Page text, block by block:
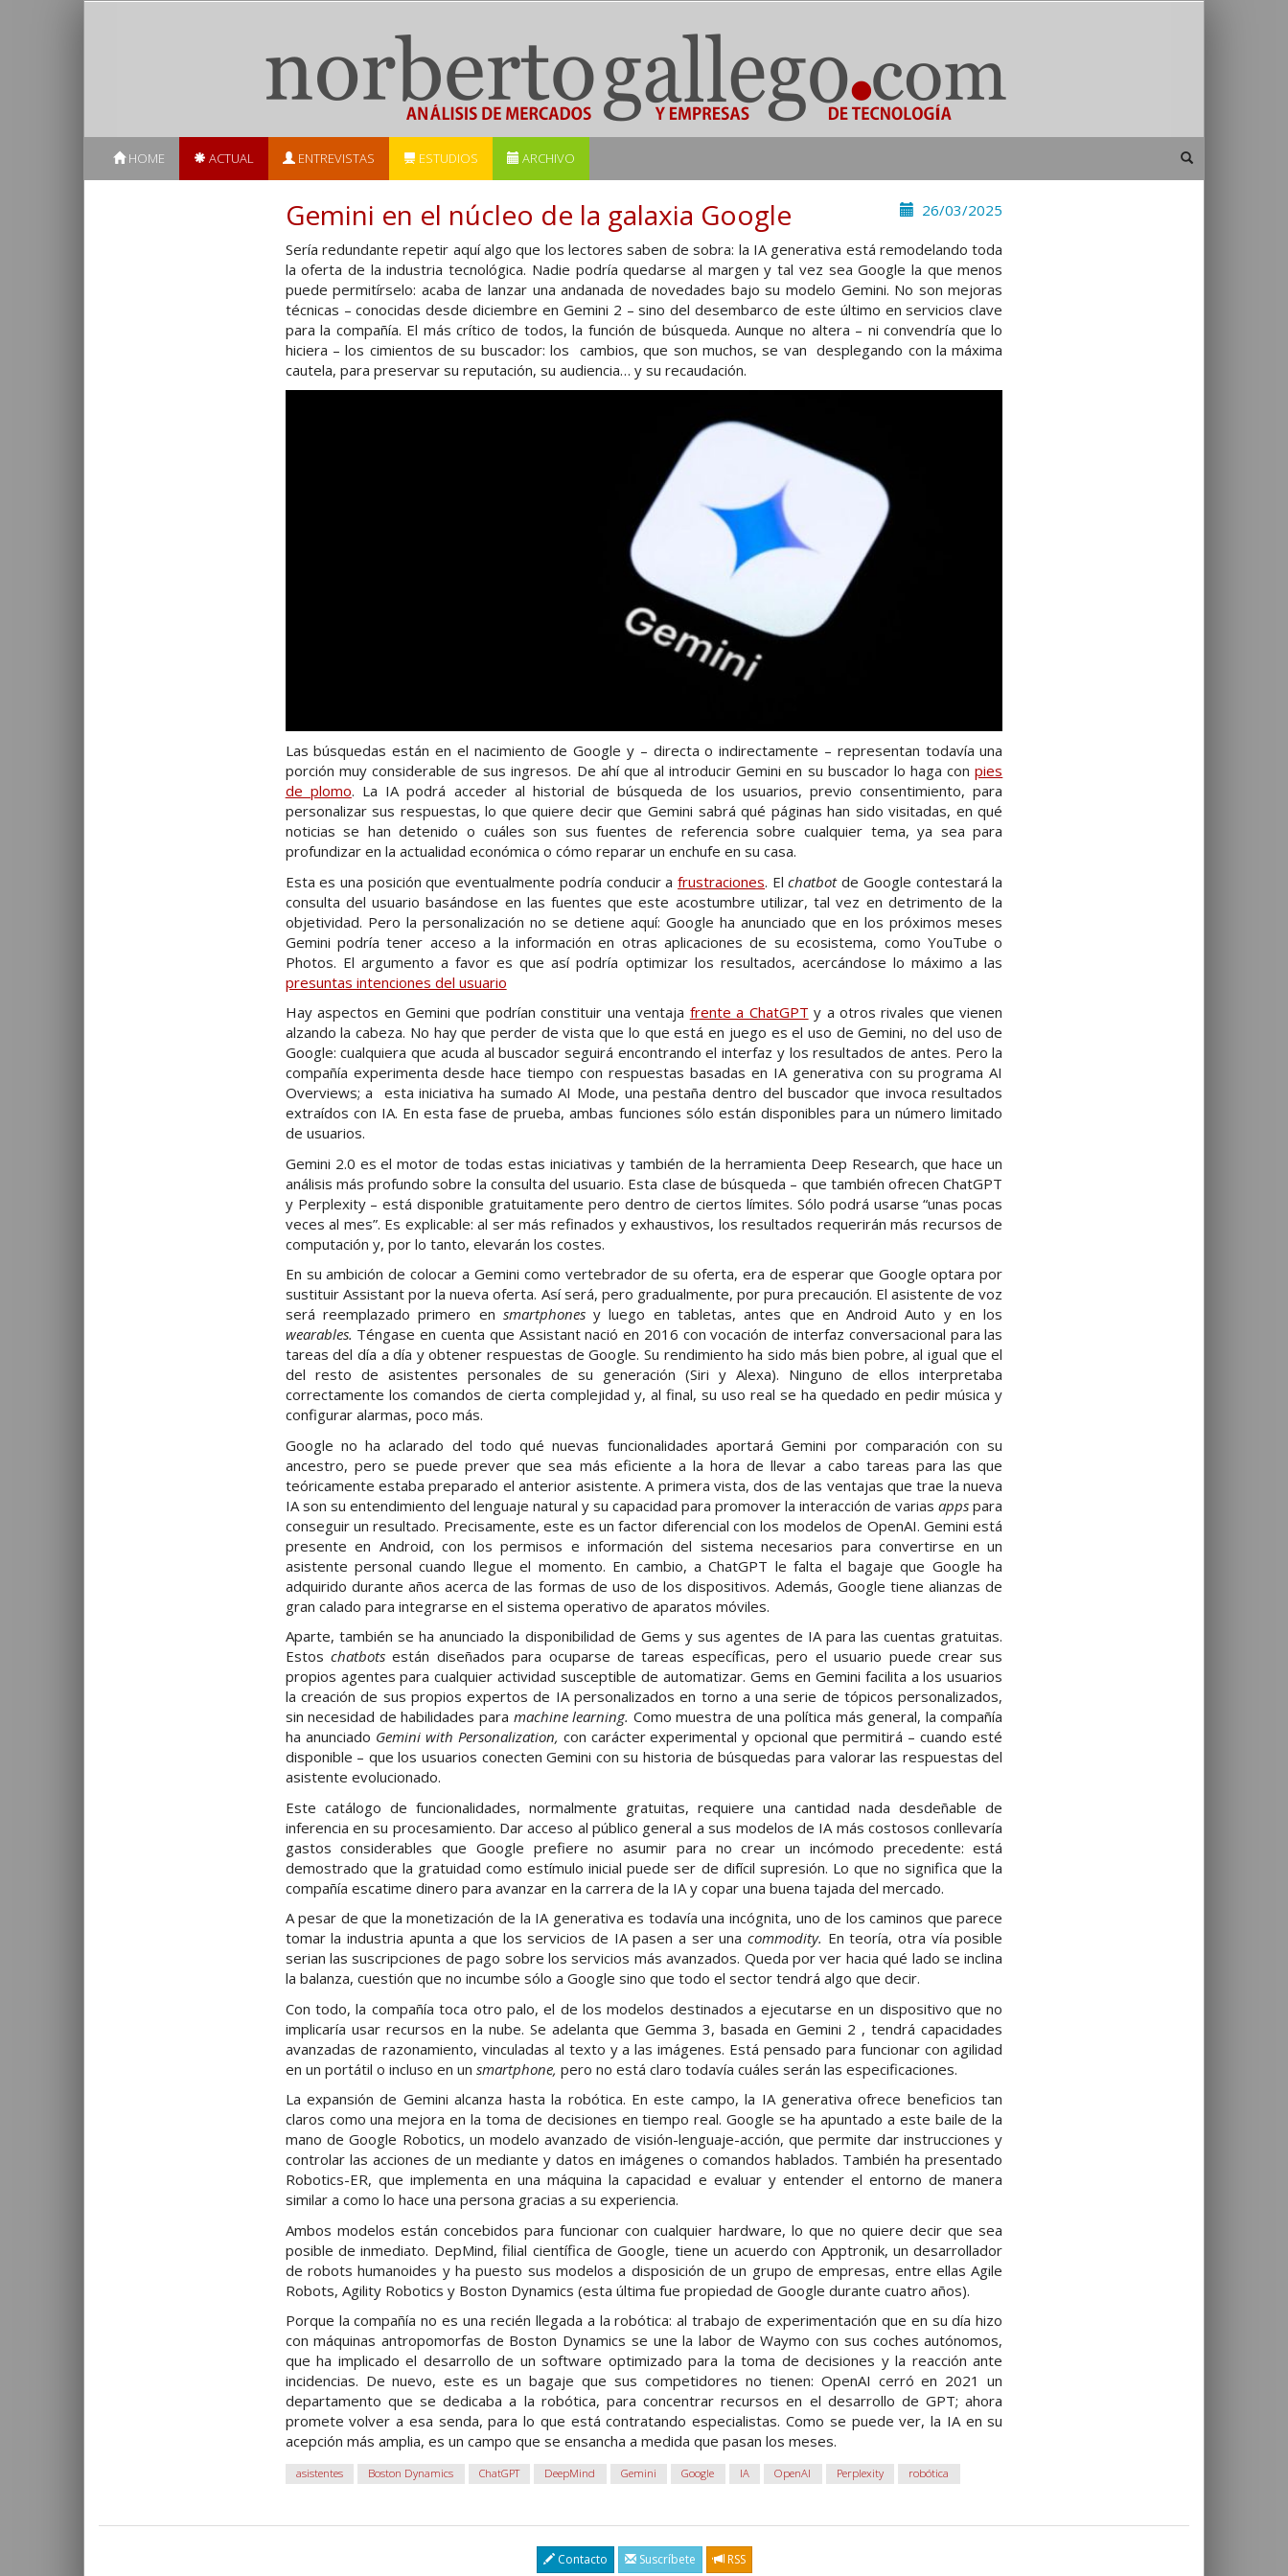
HOME ACTUAL ENTREVISTAS ESTUDIOS ARCHIVO
26/03/2025
Gemini en el núcleo de la galaxia Google
Sería redundante repetir aquí algo que los lectores saben de sobra: la IA generativa está remodelando toda
la oferta de la industria tecnológica. Nadie podría quedarse al margen y tal vez sea Google la que menos
puede permitírselo: acaba de lanzar una andanada de novedades bajo su modelo Gemini. No son mejoras
técnicas – conocidas desde diciembre en Gemini 2 – sino del desembarco de este último en servicios clave
para la compañía. El más crítico de todos, la función de búsqueda. Aunque no altera – ni convendría que lo
hiciera – los cimientos de su buscador: los cambios, que son muchos, se van desplegando con la máxima
cautela, para preservar su reputación, su audiencia… y su recaudación.
Las búsquedas están en el nacimiento de Google y – directa o indirectamente – representan todavía una
porción muy considerable de sus ingresos. De ahí que al introducir Gemini en su buscador lo haga conpies
de plomo. La IA podrá acceder al historial de búsqueda de los usuarios, previo consentimiento, para
personalizar sus respuestas, lo que quiere decir que Gemini sabrá qué páginas han sido visitadas, en qué
noticias se han detenido o cuáles son sus fuentes de referencia sobre cualquier tema, ya sea para
profundizar en la actualidad económica o cómo reparar un enchufe en su casa.
Esta es una posición que eventualmente podría conducir afrustraciones. Elchatbotde Google contestará la
consulta del usuario basándose en las fuentes que este acostumbre utilizar, tal vez en detrimento de la
objetividad. Pero la personalización no se detiene aquí: Google ha anunciado que en los próximos meses
Gemini podría tener acceso a la información en otras aplicaciones de su ecosistema, como YouTube o
Photos. El argumento a favor es que así podría optimizar los resultados, acercándose lo máximo a las
presuntas intenciones del usuario
Hay aspectos en Gemini que podrían constituir una ventaja frente a ChatGPT y a otros rivales que vienen
alzando la cabeza. No hay que perder de vista que lo que está en juego es el uso de Gemini, no del uso de
Google: cualquiera que acuda al buscador seguirá encontrando el interfaz y los resultados de antes. Pero la
compañía experimenta desde hace tiempo con respuestas basadas en IA generativa con su programa AI
Overviews; a esta iniciativa ha sumado AI Mode, una pestaña dentro del buscador que invoca resultados
extraídos con IA. En esta fase de prueba, ambas funciones sólo están disponibles para un número limitado
de usuarios.
Gemini 2.0 es el motor de todas estas iniciativas y también de la herramienta Deep Research, que hace un
análisis más profundo sobre la consulta del usuario. Esta clase de búsqueda – que también ofrecen ChatGPT
y Perplexity – está disponible gratuitamente pero dentro de ciertos límites. Sólo podrá usarse “unas pocas
veces al mes”. Es explicable: al ser más refinados y exhaustivos, los resultados requerirán más recursos de
computación y, por lo tanto, elevarán los costes.
En su ambición de colocar a Gemini como vertebrador de su oferta, era de esperar que Google optara por
sustituir Assistant por la nueva oferta. Así será, pero gradualmente, por pura precaución. El asistente de voz
será reemplazado primero en smartphonesy luego en tabletas, antes que en Android Auto y en los
wearables. Téngase en cuenta que Assistant nació en 2016 con vocación de interfaz conversacional para las
tareas del día a día y obtener respuestas de Google. Su rendimiento ha sido más bien pobre, al igual que el
del resto de asistentes personales de su generación (Siri y Alexa). Ninguno de ellos interpretaba
correctamente los comandos de cierta complejidad y, al final, su uso real se ha quedado en pedir música y
configurar alarmas, poco más.
Google no ha aclarado del todo qué nuevas funcionalidades aportará Gemini por comparación con su
ancestro, pero se puede prever que sea más eficiente a la hora de llevar a cabo tareas para las que
teóricamente estaba preparado el anterior asistente. A primera vista, dos de las ventajas que trae la nueva
IA son su entendimiento del lenguaje natural y su capacidad para promover la interacción de variasappspara
conseguir un resultado. Precisamente, este es un factor diferencial con los modelos de OpenAI. Gemini está
presente en Android, con los permisos e información del sistema necesarios para convertirse en un
asistente personal cuando llegue el momento. En cambio, a ChatGPT le falta el bagaje que Google ha
adquirido durante años acerca de las formas de uso de los dispositivos. Además, Google tiene alianzas de
gran calado para integrarse en el sistema operativo de aparatos móviles.
Aparte, también se ha anunciado la disponibilidad de Gems y sus agentes de IA para las cuentas gratuitas.
Estoschatbots están diseñados para ocuparse de tareas específicas, pero el usuario puede crear sus
propios agentes para cualquier actividad susceptible de automatizar. Gems en Gemini facilita a los usuarios
la creación de sus propios expertos de IA personalizados en torno a una serie de tópicos personalizados,
sin necesidad de habilidades para machine learning. Como muestra de una política más general, la compañía
ha anunciado Gemini with Personalization, con carácter experimental y opcional que permitirá – cuando esté
disponible – que los usuarios conecten Gemini con su historia de búsquedas para valorar las respuestas del
asistente evolucionado.
Este catálogo de funcionalidades, normalmente gratuitas, requiere una cantidad nada desdeñable de
inferencia en su procesamiento. Dar acceso al público general a sus modelos de IA más costosos conllevaría
gastos considerables que Google prefiere no asumir para no crear un incómodo precedente: está
demostrado que la gratuidad como estímulo inicial puede ser de difícil supresión. Lo que no significa que la
compañía escatime dinero para avanzar en la carrera de la IA y copar una buena tajada del mercado.
A pesar de que la monetización de la IA generativa es todavía una incógnita, uno de los caminos que parece
tomar la industria apunta a que los servicios de IA pasen a ser una commodity. En teoría, otra vía posible
serian las suscripciones de pago sobre los servicios más avanzados. Queda por ver hacia qué lado se inclina
la balanza, cuestión que no incumbe sólo a Google sino que todo el sector tendrá algo que decir.
Con todo, la compañía toca otro palo, el de los modelos destinados a ejecutarse en un dispositivo que no
implicaría usar recursos en la nube. Se adelanta que Gemma 3, basada en Gemini 2 , tendrá capacidades
avanzadas de razonamiento, vinculadas al texto y a las imágenes. Está pensado para funcionar con agilidad
en un portátil o incluso en un smartphone, pero no está claro todavía cuáles serán las especificaciones.
La expansión de Gemini alcanza hasta la robótica. En este campo, la IA generativa ofrece beneficios tan
claros como una mejora en la toma de decisiones en tiempo real. Google se ha apuntado a este baile de la
mano de Google Robotics, un modelo avanzado de visión-lenguaje-acción, que permite dar instrucciones y
controlar las acciones de un mediante y datos en imágenes o comandos hablados. También ha presentado
Robotics-ER, que implementa en una máquina la capacidad e evaluar y entender el entorno de manera
similar a como lo hace una persona gracias a su experiencia.
Ambos modelos están concebidos para funcionar con cualquier hardware, lo que no quiere decir que sea
posible de inmediato. DepMind, filial científica de Google, tiene un acuerdo con Apptronik, un desarrollador
de robots humanoides y ha puesto sus modelos a disposición de un grupo de empresas, entre ellas Agile
Robots, Agility Robotics y Boston Dynamics (esta última fue propiedad de Google durante cuatro años).
Porque la compañía no es una recién llegada a la robótica: al trabajo de experimentación que en su día hizo
con máquinas antropomorfas de Boston Dynamics se une la labor de Waymo con sus coches autónomos,
que ha implicado el desarrollo de un software optimizado para la toma de decisiones y la reacción ante
incidencias. De nuevo, este es un bagaje que sus competidores no tienen: OpenAI cerró en 2021 un
departamento que se dedicaba a la robótica, para concentrar recursos en el desarrollo de GPT; ahora
promete volver a esa senda, para lo que está contratando especialistas. Como se puede ver, la IA en su
acepción más amplia, es un campo que se ensancha a medida que pasan los meses.
asistentes Boston Dynamics ChatGPT DeepMind Gemini Google IA OpenAI Perplexity robótica
Contacto Suscríbete RSS